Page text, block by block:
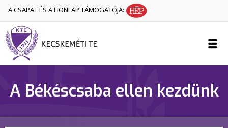
A CSAPAT ÉS A HONLAP TÁMOGATÓJA:
A Békéscsaba ellen kezdünk